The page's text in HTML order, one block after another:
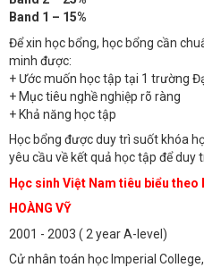
Band 1 – 15%
Để xin học bổng, học bổng cần
minh được:
+ Ước muốn học tập tại 1 trường
+ Mục tiêu nghề nghiệp rõ ràng
+ Khả năng học tập
Học bổng được duy trì suốt khóa
yêu cầu về kết quả học tập để duy
Học sinh Việt Nam tiêu biểu
HOÀNG VỸ
2001 - 2003 ( 2 year A-level)
Cử nhân toán học Imperial